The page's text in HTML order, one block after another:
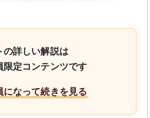
の詳しい解説は
限定コンテンツです
になって続きを見る